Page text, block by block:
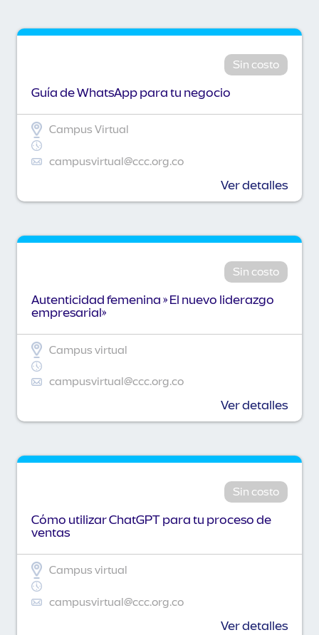
Sin costo
Guía de WhatsApp para tu negocio
Campus Virtual
campusvirtual@ccc.org.co
Ver detalles
Sin costo
Autenticidad femenina » El nuevo liderazgo
empresarial»
Campus virtual
campusvirtual@ccc.org.co
Ver detalles
Sin costo
Cómo utilizar ChatGPT para tu proceso de
ventas
Campus virtual
campusvirtual@ccc.org.co
Ver detalles